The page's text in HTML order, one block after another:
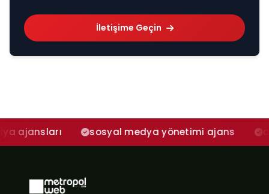
İletişime Geçin
sosyal medya yönetimi ajans adana